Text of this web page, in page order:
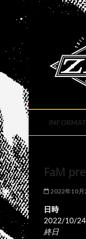
content
FaM
2022年10月
日時
2022/10/
終日